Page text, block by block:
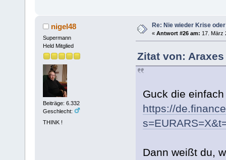
nigel48
Supermann
Held Mitglied
Beiträge: 6.332
Geschlecht:
THINK !
Re: Nie wieder Krise
« Antwort #26 am: 17. März
Zitat von: Araxes
Guck die
https://
Dann weißt du,